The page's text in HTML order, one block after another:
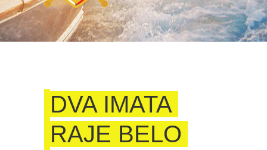
DVA IMATA
RAJE BELO